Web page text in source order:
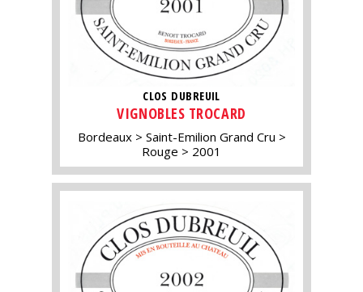
CLOS DUBREUIL
VIGNOBLES TROCARD
Bordeaux
Saint-Emilion Grand Cru
Rouge
2001